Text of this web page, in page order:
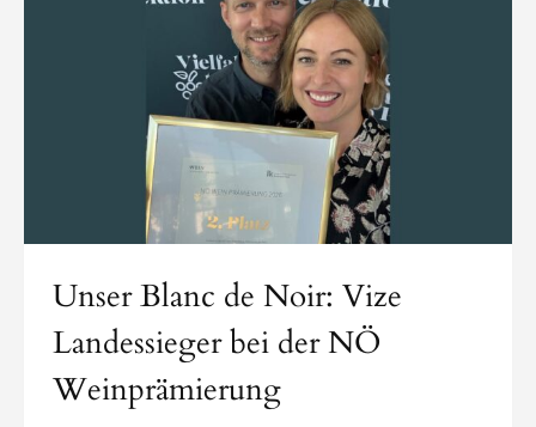
Unser Blanc de Noir: Vize
Landessieger bei der NÖ
Weinprämierung